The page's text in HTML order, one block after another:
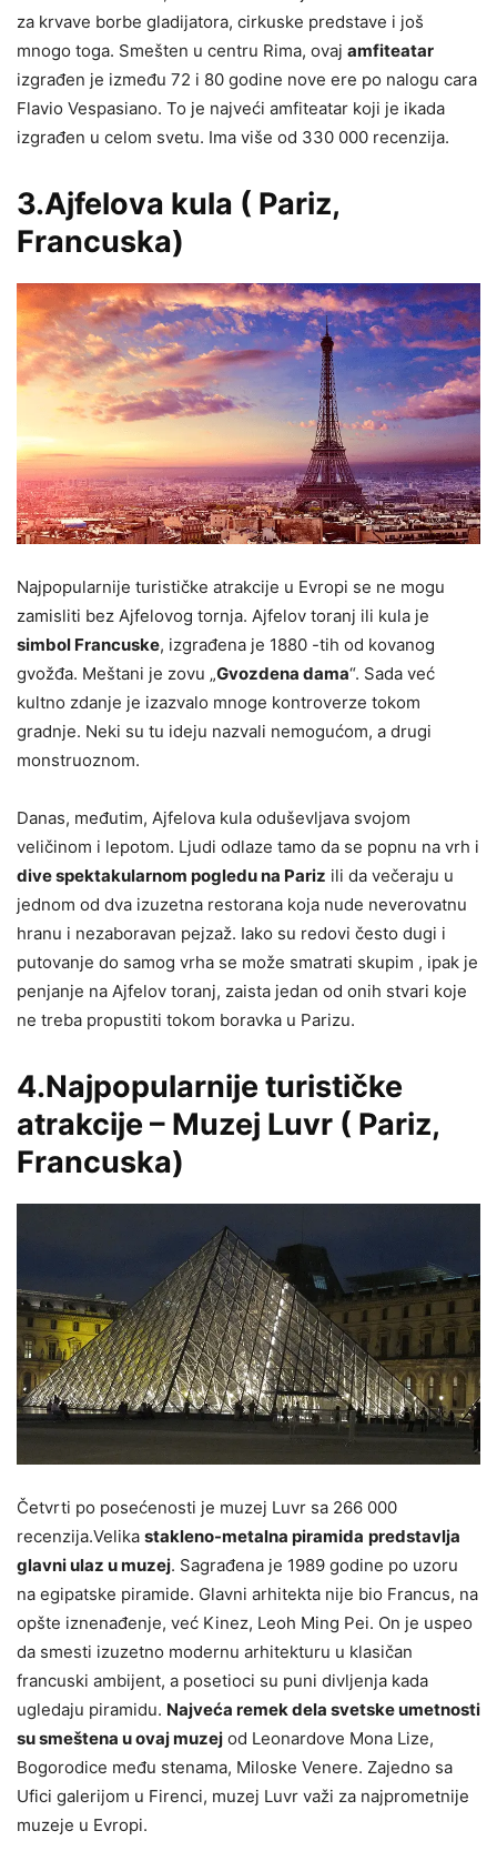
za krvave borbe gladijatora, cirkuske predstave i još
mnogo toga. Smešten u centru Rima, ovaj amfiteatar
izgrađen je između 72 i 80 godine nove ere po nalogu cara
Flavio Vespasiano. To je najveći amfiteatar koji je ikada
izgrađen u celom svetu. Ima više od 330 000 recenzija.
3.Ajfelova kula ( Pariz,
Francuska)
Najpopularnije turističke atrakcije u Evropi se ne mogu
zamisliti bez Ajfelovog tornja. Ajfelov toranj ili kula je
simbol Francuske, izgrađena je 1880 -tih od kovanog
gvožđa. Meštani je zovu „Gvozdena dama“. Sada već
kultno zdanje je izazvalo mnoge kontroverze tokom
gradnje. Neki su tu ideju nazvali nemogućom, a drugi
monstruoznom.
Danas, međutim, Ajfelova kula oduševljava svojom
veličinom i lepotom. Ljudi odlaze tamo da se popnu na vrh i
dive spektakularnom pogledu na Pariz ili da večeraju u
jednom od dva izuzetna restorana koja nude neverovatnu
hranu i nezaboravan pejzaž. Iako su redovi često dugi i
putovanje do samog vrha se može smatrati skupim , ipak je
penjanje na Ajfelov toranj, zaista jedan od onih stvari koje
ne treba propustiti tokom boravka u Parizu.
4.Najpopularnije turističke
atrakcije – Muzej Luvr ( Pariz,
Francuska)
Četvrti po posećenosti je muzej Luvr sa 266 000
recenzija.Velika stakleno-metalna piramida predstavlja
glavni ulaz u muzej. Sagrađena je 1989 godine po uzoru
na egipatske piramide. Glavni arhitekta nije bio Francus, na
opšte iznenađenje, već Kinez, Leoh Ming Pei. On je uspeo
da smesti izuzetno modernu arhitekturu u klasičan
francuski ambijent, a posetioci su puni divljenja kada
ugledaju piramidu. Najveća remek dela svetske umetnosti
su smeštena u ovaj muzej od Leonardove Mona Lize,
Bogorodice među stenama, Miloske Venere. Zajedno sa
Ufici galerijom u Firenci, muzej Luvr važi za najprometnije
muzeje u Evropi.